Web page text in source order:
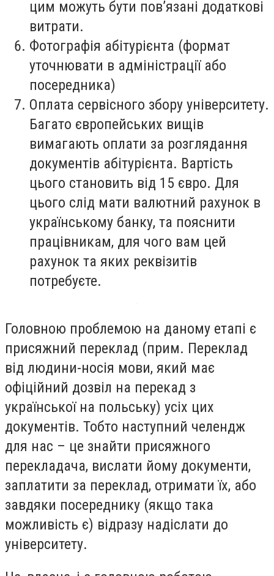
цим можуть бути пов’язані додаткові
витрати.
Фотографія абітурієнта (формат
уточнювати в адміністрації або
посередника)
Оплата сервісного збору університету.
Багато європейських вищів
вимагають оплати за розглядання
документів абітурієнта. Вартість
цього становить від 15 євро. Для
цього слід мати валютний рахунок в
українському банку, та пояснити
працівникам, для чого вам цей
рахунок та яких реквізитів
потребуєте.
Головною проблемою на даному етапі є
присяжний переклад (прим. Переклад
від людини-носія мови, який має
офіційний дозвіл на перекад з
української на польську) усіх цих
документів. Тобто наступний челендж
для нас – це знайти присяжного
перекладача, вислати йому документи,
заплатити за переклад, отримати їх, або
завдяки посереднику (якщо така
можливість є) відразу надіслати до
університету.